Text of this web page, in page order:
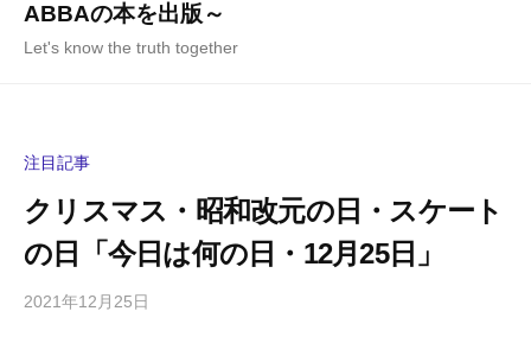
ABBAの本を出版～
Let's know the truth together
注目記事
クリスマス・昭和改元の日・スケート
の日「今日は何の日・12月25日」
2021年12月25日